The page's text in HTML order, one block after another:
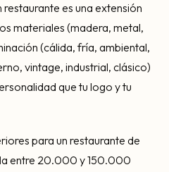
es una extensión
materiales (madera, metal,
(cálida, fría, ambiental,
vintage, industrial, clásico)
que tu logo y tu
para un restaurante de
entre 20.000 y 150.000